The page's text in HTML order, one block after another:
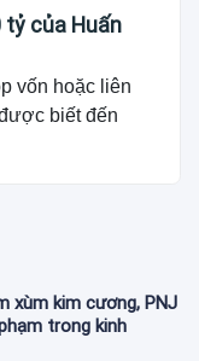
tỷ của Huấn
vốn hoặc liên
biết đến
xùm kim cương, PNJ
trong kinh